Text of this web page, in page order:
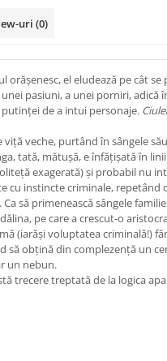
uri (0)
orășenesc, el eludează pe cât
pasiuni, a unei porniri, adică
de a intui personaje.
veche, purtând în sângele
tată, mătușă, e înfățișată în
exagerată) și probabil nu
cu instincte criminale, repetând
să primenească sângele
pe care a crescut-o
(iarăși voluptatea criminală!)
să obțină din complezență un
un nebun.
trecere treptată de la logica